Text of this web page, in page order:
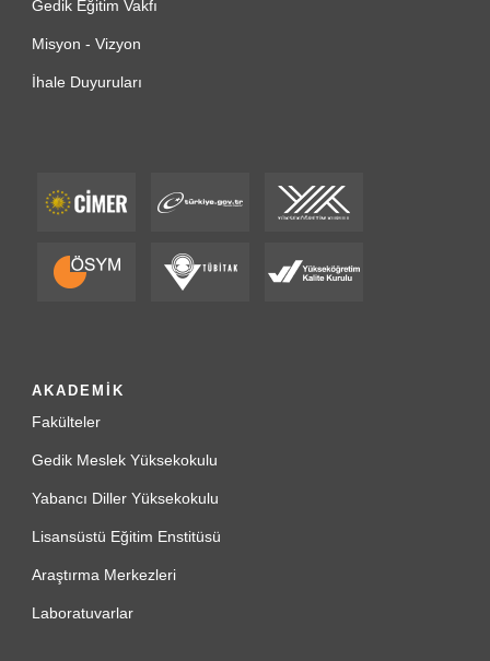
Gedik Eğitim Vakfı
Misyon - Vizyon
İhale Duyuruları
AKADEMİK
Fakülteler
Gedik Meslek Yüksekokulu
Yabancı Diller Yüksekokulu
Lisansüstü Eğitim Enstitüsü
Araştırma Merkezleri
Laboratuvarlar